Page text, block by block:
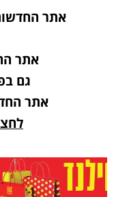
אתר
אתר
גם
אתר